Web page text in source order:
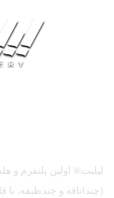
لیلیت® اولین پلتفرم و
(چنداتاقه و چندطبقه،